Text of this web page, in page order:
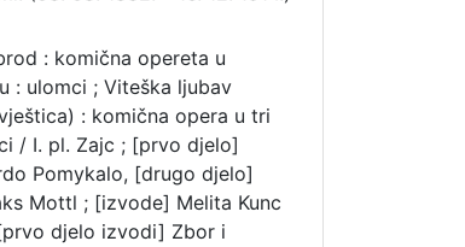
: komična opereta u
: ulomci ; Viteška ljubav
: komična opera u tri
/ I. pl. Zajc ; [prvo djelo]
Pomykalo, [drugo djelo]
Mottl ; [izvode] Melita Kunc
djelo izvodi] Zbor i